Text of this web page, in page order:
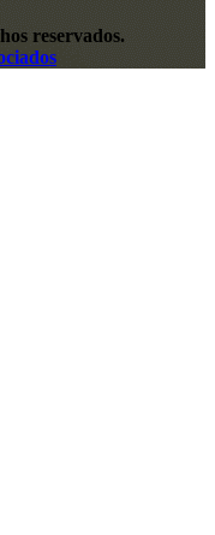
reservados.